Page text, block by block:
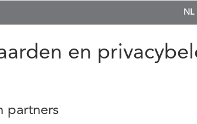
NL
en
partners